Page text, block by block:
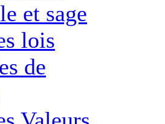
et sage
lois
de